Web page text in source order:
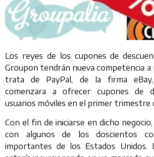
Los reyes de los cupones de
Groupon tendrán nueva competencia a
trata de PayPal, de la firma
comenzara a ofrecer cupones de
usuarios móviles en el primer trimestre
Con el fin de iniciarse en dicho negocio,
con algunos de los doscientos
importantes de los Estados Unidos.